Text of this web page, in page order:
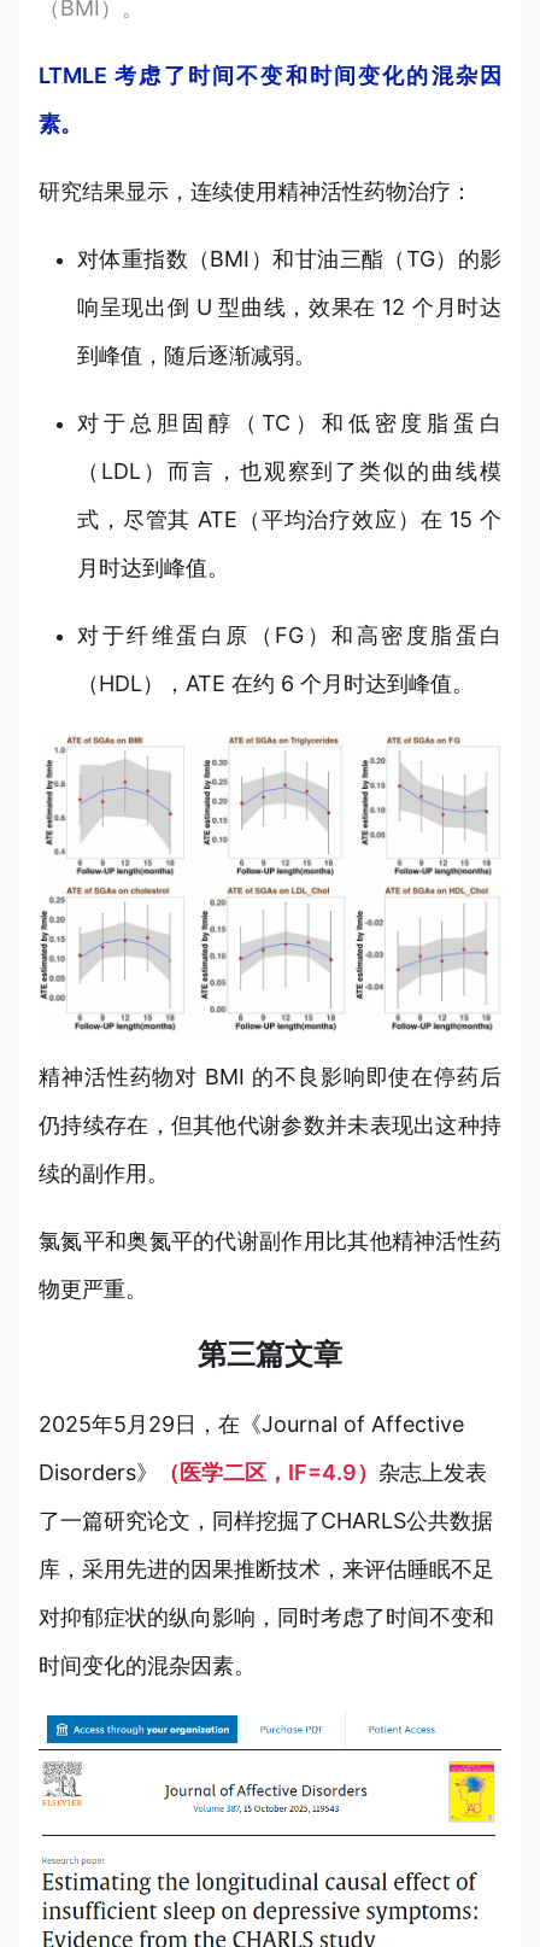
（BMI）。
LTMLE 考虑了时间不变和时间变化的混杂因
素。
研究结果显示，连续使用精神活性药物治疗：
对体重指数（BMI）和甘油三酯（TG）的影
响呈现出倒 U 型曲线，效果在 12 个月时达
到峰值，随后逐渐减弱。
对于总胆固醇（TC）和低密度脂蛋白
（LDL）而言，也观察到了类似的曲线模
式，尽管其 ATE（平均治疗效应）在 15 个
月时达到峰值。
对于纤维蛋白原（FG）和高密度脂蛋白
（HDL），ATE 在约 6 个月时达到峰值。
精神活性药物对 BMI 的不良影响即使在停药后
仍持续存在，但其他代谢参数并未表现出这种持
续的副作用。
氯氮平和奥氮平的代谢副作用比其他精神活性药
物更严重。
第三篇文章
2025年5月29日，在《Journal of Affective
Disorders》
（医学二区，IF=4.9） 杂志上发表
了一篇研究论文，同样挖掘了CHARLS公共数据
库，采用先进的因果推断技术，来评估睡眠不足
对抑郁症状的纵向影响，同时考虑了时间不变和
时间变化的混杂因素。